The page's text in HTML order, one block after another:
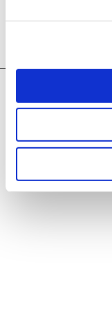
Offroad campers